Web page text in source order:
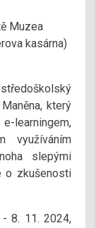
Muzea
kasárna)
který
learningem,
využíváním
slepými
o zkušenosti
8. 11. 2024,